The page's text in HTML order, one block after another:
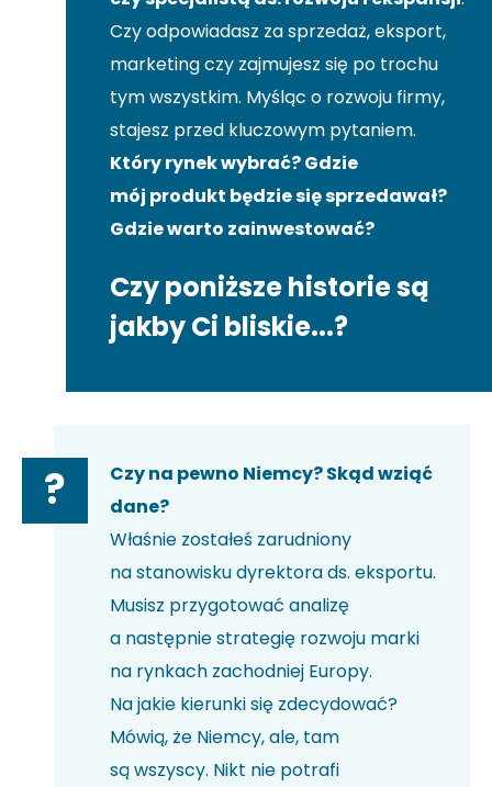
Czy odpowiadasz za sprzedaż, eksport,
marketing czy zajmujesz się po trochu
tym wszystkim. Myśląc o rozwoju firmy,
stajesz przed kluczowym pytaniem.
Który rynek wybrać? Gdzie
mój produkt będzie się sprzedawał?
Gdzie warto zainwestować?
Czy poniższe historie są
jakby Ci bliskie...?
?
Czy na pewno Niemcy? Skąd wziąć
dane?
Właśnie zostałeś zarudniony
na stanowisku dyrektora ds. eksportu.
Musisz przygotować analizę
a następnie strategię rozwoju marki
na rynkach zachodniej Europy.
Na jakie kierunki się zdecydować?
Mówią, że Niemcy, ale, tam
są wszyscy. Nikt nie potrafi